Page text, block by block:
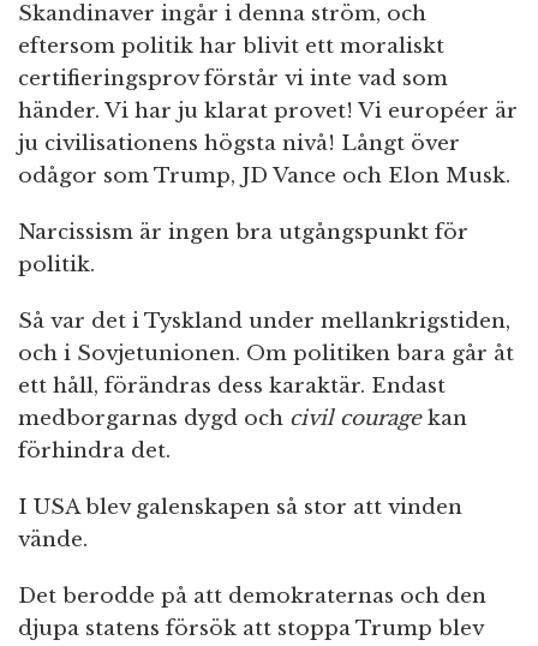
Skandinaver ingår i denna ström, och
eftersom politik har blivit ett moraliskt
certifieringsprov förstår vi inte vad som
händer. Vi har ju klarat provet! Vi européer är
ju civilisationens högsta nivå! Långt över
odågor som Trump, JD Vance och Elon Musk.
Narcissism är ingen bra utgångspunkt för
politik.
Så var det i Tyskland under mellankrigstiden,
och i Sovjetunionen. Om politiken bara går åt
ett håll, förändras dess karaktär. Endast
medborgarnas dygd och civil couragekan
förhindra det.
I USA blev galenskapen så stor att vinden
vände.
Det berodde på att demokraternas och den
djupa statens försök att stoppa Trump blev